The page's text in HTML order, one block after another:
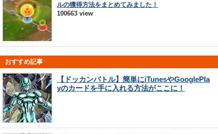
ルの獲得方法をまとめてみました！
100663 view
おすすめ記事
【ドッカンバトル】簡単にiTunesやGooglePla
yのカードを手に入れる方法がここに！